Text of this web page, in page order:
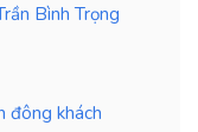
Bình Trọng
đông khách